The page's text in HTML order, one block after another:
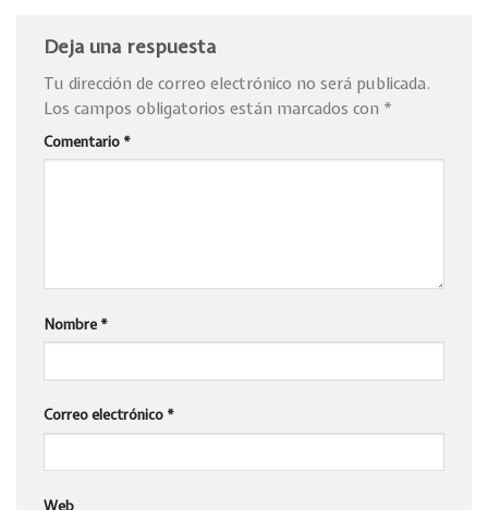
Deja una respuesta
Tu dirección de correo electrónico no será publicada.
Los campos obligatorios están marcados con *
Comentario *
Nombre *
Correo electrónico *
Web